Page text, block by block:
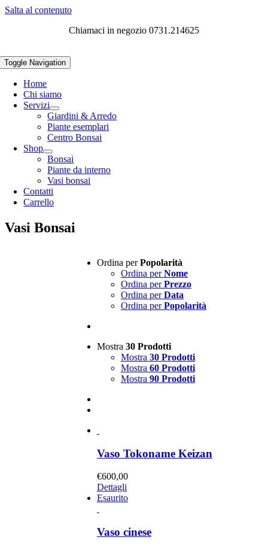
Salta al contenuto
Chiamaci in negozio 0731.214625
Toggle Navigation
Home
Chi siamo
Servizi
Giardini & Arredo
Piante esemplari
Centro Bonsai
Shop
Bonsai
Piante da interno
Vasi bonsai
Contatti
Carrello
Vasi Bonsai
Ordina perPopolarità
Ordina perNome
Ordina perPrezzo
Ordina perData
Ordina perPopolarità
Mostra 30 Prodotti
Mostra 30 Prodotti
Mostra 60 Prodotti
Mostra 90 Prodotti
Vaso Tokoname Keizan
€600,00
Dettagli
Esaurito
Vaso cinese